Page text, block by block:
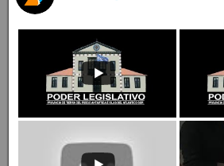
Prensa Legislativa
La vicegobernadora Mónica
reunión de la Comisión de Labor
adelante en la sede de la